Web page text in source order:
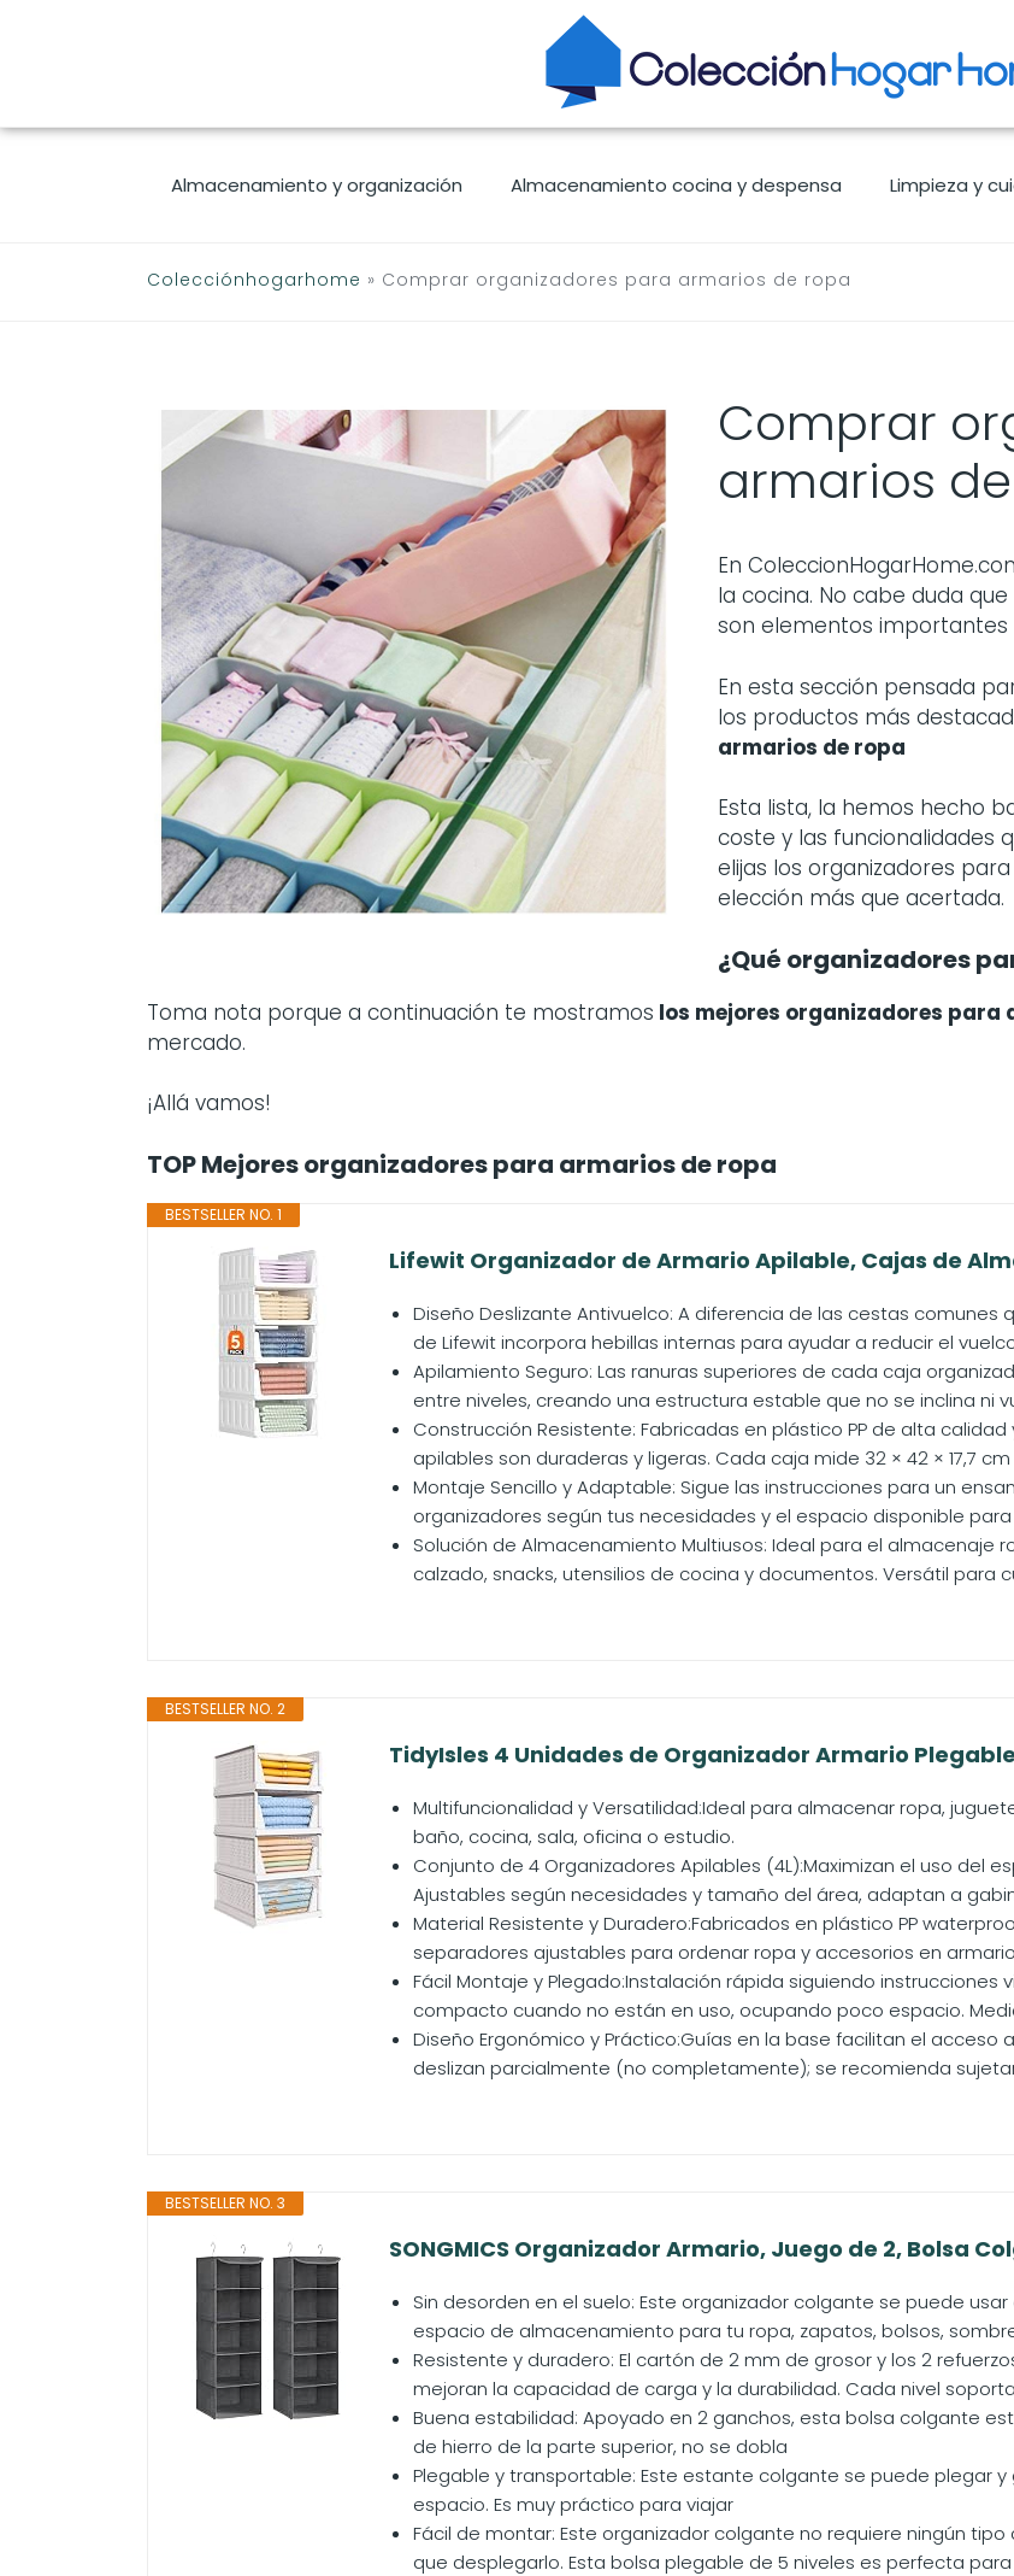
Almacenamiento y organización Almacenamiento cocina y despensa Limpieza y
Colecciónhogarhome » Comprar organizadores para armarios de ropa
Comprar
armarios
En
la cocina. No cabe duda que
son elementos importantes
En esta sección pensada
los productos más
armarios de ropa
Esta lista, la hemos hecho
coste y las funcionalidades
elijas los organizadores
elección más que acertada.
¿Qué organizadores
Toma nota porque a continuación te mostramos los mejores organizadores para
mercado.
¡Allá vamos!
TOP Mejores organizadores para armarios de ropa
BESTSELLER NO. 1
Lifewit Organizador de Armario Apilable, Cajas de
Diseño Deslizante Antivuelco: A diferencia de las cestas comunes
de Lifewit incorpora hebillas internas para ayudar a reducir el
Apilamiento Seguro: Las ranuras superiores de cada caja
entre niveles, creando una estructura estable que no se inclina ni
Construcción Resistente: Fabricadas en plástico PP de alta
apilables son duraderas y ligeras. Cada caja mide 32 × 42 × 17,7
Montaje Sencillo y Adaptable: Sigue las instrucciones para un
organizadores según tus necesidades y el espacio disponible para
Solución de Almacenamiento Multiusos: Ideal para el almacenaje
calzado, snacks, utensilios de cocina y documentos. Versátil para
BESTSELLER NO. 2
TidyIsles 4 Unidades de Organizador Armario
Multifuncionalidad y Versatilidad:Ideal para almacenar ropa,
baño, cocina, sala, oficina o estudio.
Conjunto de 4 Organizadores Apilables (4L):Maximizan el uso del
Ajustables según necesidades y tamaño del área, adaptan a
Material Resistente y Duradero:Fabricados en plástico PP
separadores ajustables para ordenar ropa y accesorios en
Fácil Montaje y Plegado:Instalación rápida siguiendo
compacto cuando no están en uso, ocupando poco espacio.
Diseño Ergonómico y Práctico:Guías en la base facilitan el acceso
deslizan parcialmente (no completamente); se recomienda
BESTSELLER NO. 3
SONGMICS Organizador Armario, Juego de 2, Bolsa
Sin desorden en el suelo: Este organizador colgante se puede
espacio de almacenamiento para tu ropa, zapatos, bolsos,
Resistente y duradero: El cartón de 2 mm de grosor y los 2
mejoran la capacidad de carga y la durabilidad. Cada nivel soporta
Buena estabilidad: Apoyado en 2 ganchos, esta bolsa colgante
de hierro de la parte superior, no se dobla
Plegable y transportable: Este estante colgante se puede plegar
espacio. Es muy práctico para viajar
Fácil de montar: Este organizador colgante no requiere ningún
que desplegarlo. Esta bolsa plegable de 5 niveles es perfecta